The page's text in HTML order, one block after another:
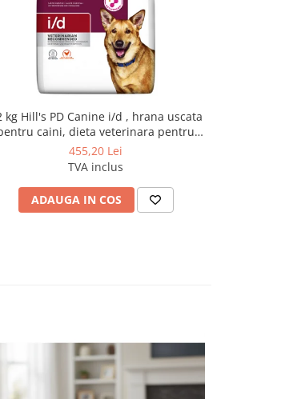
kg Hill's PD Canine i/d , hrana uscata
caini, dieta veterinara pentru
caini cu probleme digestive
455,20 Lei
TVA inclus
ADAUGA IN COS